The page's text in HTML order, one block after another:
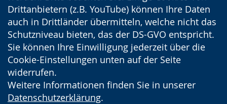
Drittanbietern (z.B. YouTube) können Ihre Daten
auch in Drittländer übermitteln, welche nicht das
Schutzniveau bieten, das der DS-GVO entspricht.
Sie können Ihre Einwilligung jederzeit über die
Cookie-Einstellungen unten auf der Seite
widerrufen.
Weitere Informationen finden Sie in unserer
Datenschutzerklärung.